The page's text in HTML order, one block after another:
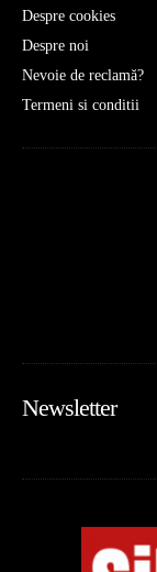
Despre cookies
Despre noi
Nevoie de reclamă?
Termeni si conditii
Newsletter